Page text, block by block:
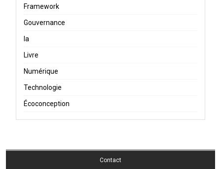
Framework
Gouvernance
Ia
Livre
Numérique
Technologie
Écoconception
Contact